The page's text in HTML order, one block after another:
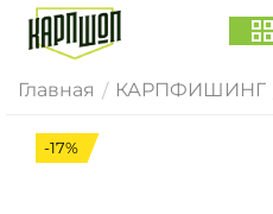
Главная / КАРПФИШИНГ
-17%